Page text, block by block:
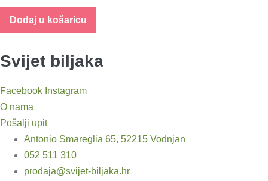
Dodaj u košaricu
Svijet biljaka
Facebook Instagram
O nama
Pošalji upit
Antonio Smareglia 65, 52215 Vodnjan
052 511 310
prodaja@svijet-biljaka.hr